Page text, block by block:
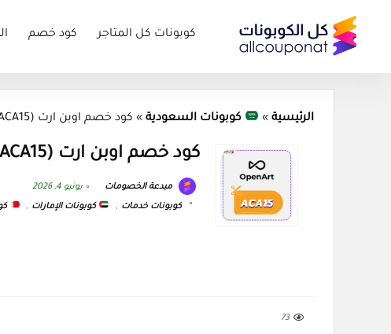
كوبونات كل المتاجر كود خصم
الرئيسية » كوبونات السعودية » كود خصم اوبن ارت (ACA15) كوبون OpenArt 2026
كود خصم اوبن ارت (ACA15) كوبون OpenArt 2026
مبدعة الخصومات يونيو 4, 2026
كوبونات خدمات , كوبونات الإمارات ,
73